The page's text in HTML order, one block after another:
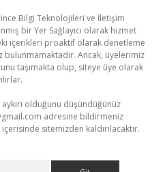
Bilgi Teknolojileri ve İletişim
bir Yer Sağlayıcı olarak hizmet
içerikleri proaktif olarak denetleme
bulunmamaktadır. Ancak, üyelerimiz
taşımakta olup, siteye üye olarak
olduğunu düşündüğünüz
adresine bildirmeniz
sitemizden kaldırılacaktır.